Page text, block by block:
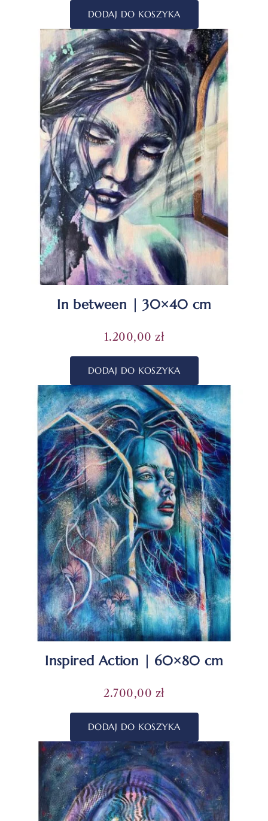
DODAJ DO KOSZYKA
In between | 30×40 cm
1.200,00zł
DODAJ DO KOSZYKA
Inspired Action | 60×80 cm
2.700,00 zł
DODAJ DO KOSZYKA